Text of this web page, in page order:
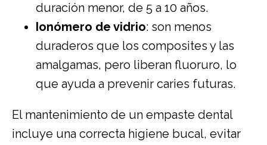
duración menor, de 5 a 10 años.
Ionómero de vidrio: son menos
duraderos que los composites y las
amalgamas, pero liberan fluoruro, lo
que ayuda a prevenir caries futuras.
El mantenimiento de un empaste dental
incluye una correcta higiene bucal, evitar